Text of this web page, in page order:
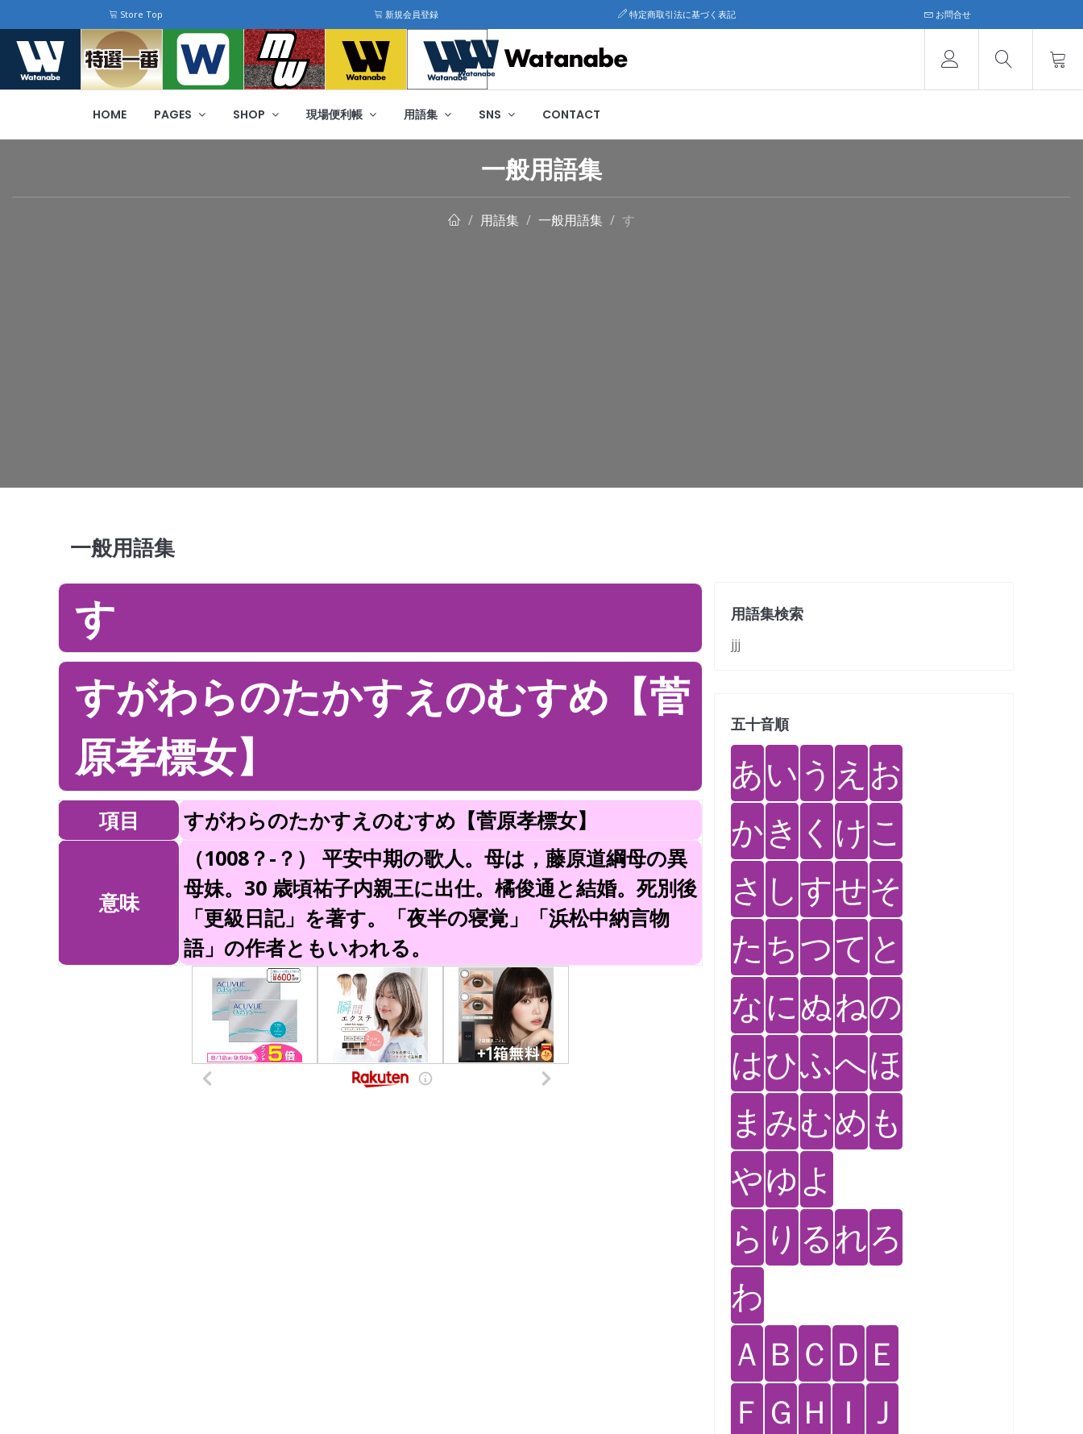
Store Top 新規会員登録 特定商取引法に基づく表記 お問合せ
HOME PAGES SHOP 現場便利帳 用語集 SNS CONTACT
一般用語集
用語集 一般用語集 す
一般用語集
す
すがわらのたかすえのむすめ【菅
原孝標女】
項目 すがわらのたかすえのむすめ【菅原孝標女】
意味
（1008？-？） 平安中期の歌人。母は，藤原道綱母の異
母妹。30 歳頃祐子内親王に出仕。橘俊通と結婚。死別後
「更級日記」を著す。「夜半の寝覚」「浜松中納言物
語」の作者ともいわれる。
用語集検索
jjj
五十音順
あい う え お
かき く けこ
さ しすせそ
た ちつて と
なにぬねの
はひふへほ
ま みむめ も
やゆ よ
ら り るれろ
わ
Ａ Ｂ Ｃ Ｄ Ｅ
Ｆ Ｇ Ｈ Ｉ Ｊ